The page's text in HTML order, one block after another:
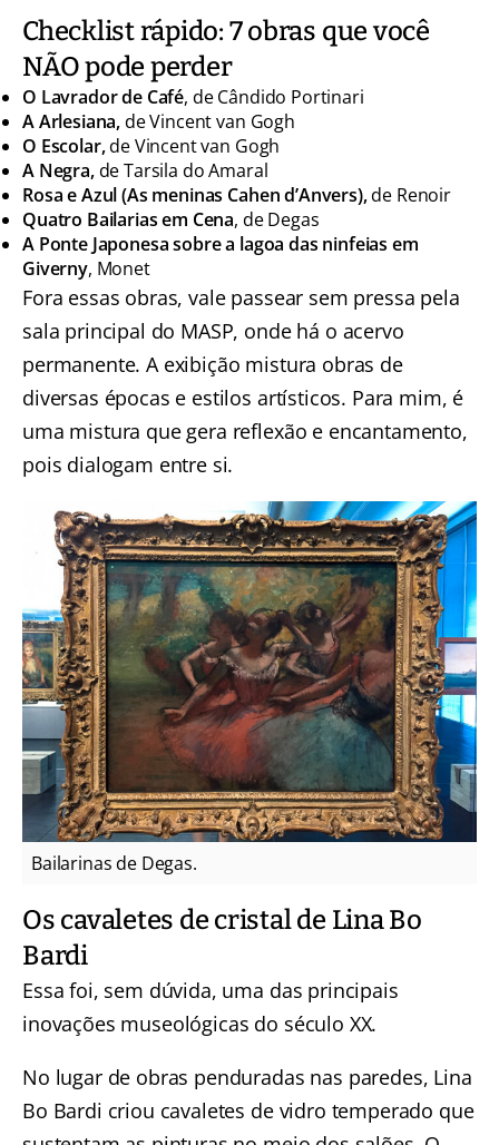
Checklist rápido: 7 obras que você
NÃO pode perder
O Lavrador de Café, de Cândido Portinari
A Arlesiana,de Vincent van Gogh
O Escolar,de Vincent van Gogh
A Negra,de Tarsila do Amaral
Rosa e Azul (As meninas Cahen d’Anvers),de Renoir
Quatro Bailarias em Cena, de Degas
A Ponte Japonesa sobre a lagoa das ninfeias em
Giverny, Monet
Fora essas obras, vale passear sem pressa pela
sala principal do MASP, onde há o acervo
permanente. A exibição mistura obras de
diversas épocas e estilos artísticos. Para mim, é
uma mistura que gera reflexão e encantamento,
pois dialogam entre si.
Bailarinas de Degas.
Os cavaletes de cristal de Lina Bo
Bardi
Essa foi, sem dúvida, uma das principais
inovações museológicas do século XX.
No lugar de obras penduradas nas paredes, Lina
Bo Bardi criou cavaletes de vidro temperado que